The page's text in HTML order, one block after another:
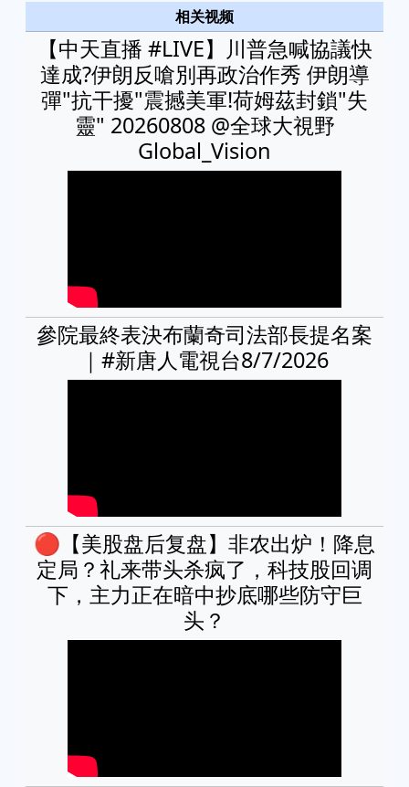
相关视频
【中天直播 #LIVE】川普急喊協議快
達成?伊朗反嗆別再政治作秀 伊朗導
彈"抗干擾"震撼美軍!荷姆茲封鎖"失
靈" 20260808 @全球大視野
Global_Vision
參院最終表決布蘭奇司法部長提名案
｜#新唐人電視台8/7/2026
🔴【美股盘后复盘】非农出炉！降息
定局？礼来带头杀疯了，科技股回调
下，主力正在暗中抄底哪些防守巨
头？